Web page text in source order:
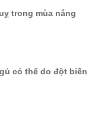
trong mùa nắng
có thể do đột biến